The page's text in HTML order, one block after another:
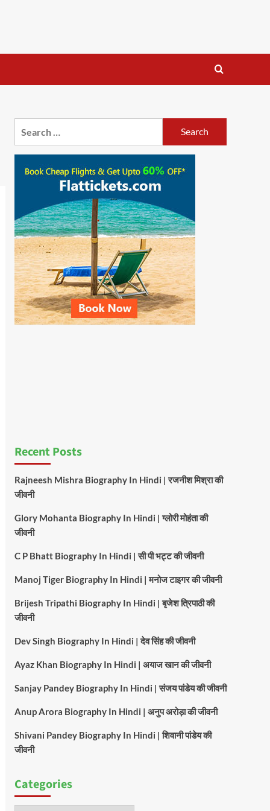
Recent Posts
Rajneesh Mishra Biography In Hindi | रजनीश मिश्रा की
जीवनी
Glory Mohanta Biography In Hindi | ग्लोरी मोहंता की
जीवनी
C P Bhatt Biography In Hindi | सी पी भट्ट की जीवनी
Manoj Tiger Biography In Hindi | मनोज टाइगर की जीवनी
Brijesh Tripathi Biography In Hindi | बृजेश त्रिपाठी की
जीवनी
Dev Singh Biography In Hindi | देव सिंह की जीवनी
Ayaz Khan Biography In Hindi | अयाज खान की जीवनी
Sanjay Pandey Biography In Hindi | संजय पांडेय की जीवनी
Anup Arora Biography In Hindi | अनुप अरोड़ा की जीवनी
Shivani Pandey Biography In Hindi | शिवानी पांडेय की
जीवनी
Categories